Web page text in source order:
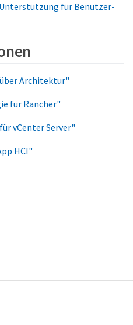
für Benutzer-
Architektur"
für Rancher"
vCenter Server"
HCI"